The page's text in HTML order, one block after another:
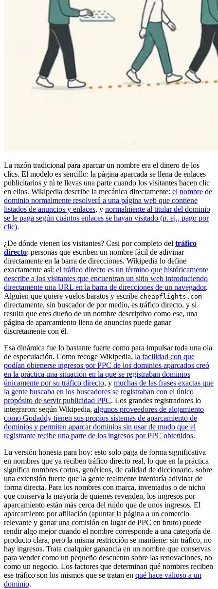
La razón tradicional para aparcar un nombre era el dinero de los
clics. El modelo es sencillo: la página aparcada se llena de enlaces
publicitarios y tú te llevas una parte cuando los visitantes hacen clic
en ellos. Wikipedia describe la mecánica directamente: el nombre de
dominio normalmente resolverá a una página web que contiene
listados de anuncios y enlaces, y normalmente al titular del dominio
se le paga según cuántos enlaces se hayan visitado (p. ej., pago por
clic).
¿De dónde vienen los visitantes? Casi por completo del tráfico
directo: personas que escriben un nombre fácil de adivinar
directamente en la barra de direcciones. Wikipedia lo define
exactamente así: el tráfico directo es un término que históricamente
describe a los visitantes que encuentran un sitio web introduciendo
directamente una URL en la barra de direcciones de un navegador.
Alguien que quiere vuelos baratos y escribe cheapflights.com
directamente, sin buscador de por medio, es tráfico directo, y si
resulta que eres dueño de un nombre descriptivo como ese, una
página de aparcamiento llena de anuncios puede ganar
discretamente con él.
Esa dinámica fue lo bastante fuerte como para impulsar toda una ola
de especulación. Como recoge Wikipedia, la facilidad con que
podían obtenerse ingresos por PPC de los dominios aparcados creó
en la práctica una situación en la que se registraban dominios
únicamente por su tráfico directo, y muchas de las frases exactas que
la gente buscaba en los buscadores se registraban con el único
propósito de servir publicidad PPC. Los grandes registradores lo
integraron: según Wikipedia, algunos proveedores de alojamiento
como Godaddy tienen sus propios sistemas de aparcamiento de
dominios y permiten aparcar dominios sin usar de modo que el
registrante recibe una parte de los ingresos por PPC obtenidos.
La versión honesta para hoy: esto solo paga de forma significativa
en nombres que ya reciben tráfico directo real, lo que en la práctica
significa nombres cortos, genéricos, de calidad de diccionario, sobre
una extensión fuerte que la gente realmente intentaría adivinar de
forma directa. Para los nombres con marca, inventados o de nicho
que conserva la mayoría de quienes revenden, los ingresos por
aparcamiento están más cerca del ruido que de unos ingresos. El
aparcamiento por afiliación (apuntar la página a un comercio
relevante y ganar una comisión en lugar de PPC en bruto) puede
rendir algo mejor cuando el nombre corresponde a una categoría de
producto clara, pero la misma restricción se mantiene: sin tráfico, no
hay ingresos. Trata cualquier ganancia en un nombre que conservas
para vender como un pequeño descuento sobre las renovaciones, no
como un negocio. Los factores que determinan qué nombres reciben
ese tráfico son los mismos que se tratan en qué hace valioso a un
dominio.